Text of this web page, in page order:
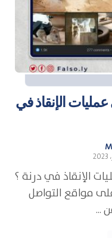
الإنقاذ في
الإنقاذ في درنة ؟
مواقع التواصل
...